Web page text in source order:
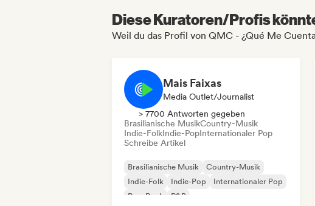
Diese Kuratoren/Profis
Weil du das Profil von QMC - ¿Qué Me
Mais Faixas
Media Outlet/Journalist
> 7700 Antworten gegeben
Brasilianische MusikCountry-Musik
Indie-FolkIndie-PopInternationaler Pop
Schreibe Artikel
Brasilianische Musik
Country-Musik
Indie-Folk
Indie-Pop
Internationaler Pop
Pop-Rock
R&B